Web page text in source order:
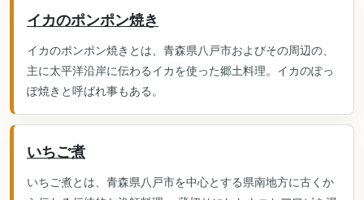
イカのポンポン焼き
イカのポンポン焼きとは、青森県八戸市およびその周辺の、
主に太平洋沿岸に伝わるイカを使った郷土料理。イカのぽっ
ぽ焼きと呼ばれ事もある。
いちご煮
いちご煮とは、青森県八戸市を中心とする県南地方に古くか